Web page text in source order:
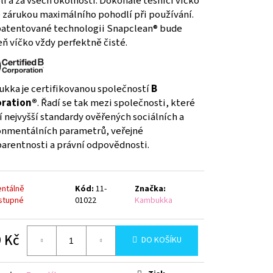
zárukou maximálního pohodlí při používání.
technologii Snapclean® bude
víčko vždy perfektně čisté.
je certifikovanou společnostíB
. Řadí se tak mezi společnosti, které
nejvyšší standardy ověřených sociálních a
parametrů, veřejné
a právní odpovědnosti.
Kód: 11-
01022
Značka:
Kambukka
Kč DO KOŠÍKU